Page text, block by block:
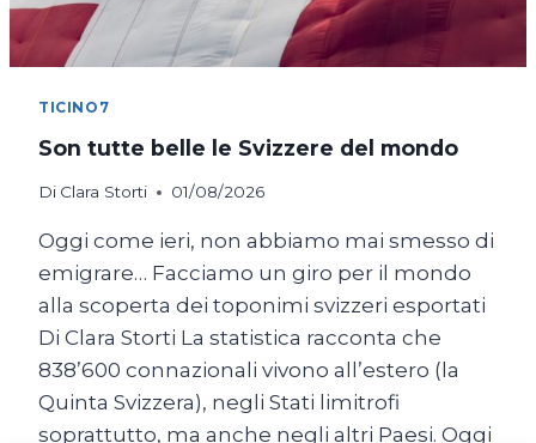
TICINO7
Son tutte belle le Svizzere del mondo
Di Clara Storti 01/08/2026
Oggi come ieri, non abbiamo mai smesso di
emigrare… Facciamo un giro per il mondo
alla scoperta dei toponimi svizzeri esportati
Di Clara Storti La statistica racconta che
838’600 connazionali vivono all’estero (la
Quinta Svizzera), negli Stati limitrofi
soprattutto, ma anche negli altri Paesi. Oggi